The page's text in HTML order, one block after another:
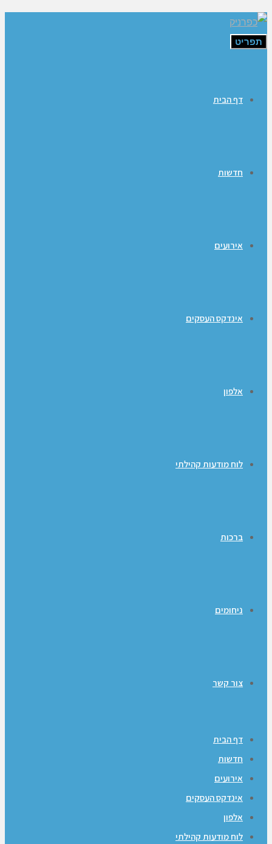
תפריט
דף הבית
חדשות
אירועים
אינדקס העסקים
אלפון
לוח מודעות קהילתי
ברכות
ניחומים
צור קשר
דף הבית
חדשות
אירועים
אינדקס העסקים
אלפון
לוח מודעות קהילתי